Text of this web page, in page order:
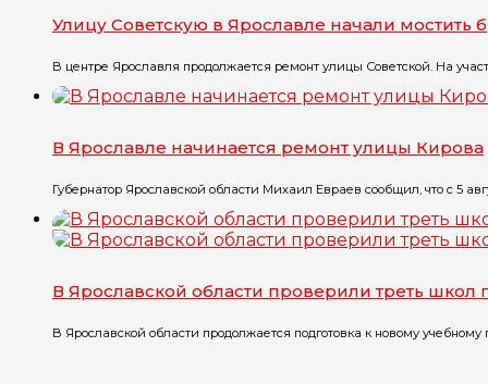
Улицу Советскую в Ярославле начали мостить
В центре Ярославля продолжается ремонт улицы Советской. На
В Ярославле начинается ремонт улицы Кирова
Губернатор Ярославской области Михаил Евраев сообщил, что с 5
В Ярославской области проверили треть
В Ярославской области продолжается подготовка к новому